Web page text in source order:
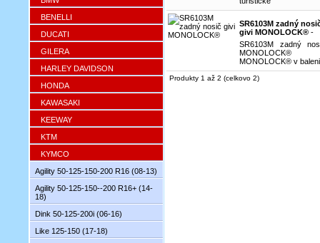
BENELLI
DUCATI
GILERA
HARLEY DAVIDSON
HONDA
KAWASAKI
KEEWAY
KTM
KYMCO
Agility 50-125-150-200 R16 (08-13)
Agility 50-125-150--200 R16+ (14-
18)
Dink 50-125-200i (06-16)
Like 125-150 (17-18)
SR6103M zadný
givi MONOLOCK® -
SR6103M zadný
MONOLOCK®
MONOLOCK® v
Produkty 1 až 2 (celkovo 2)